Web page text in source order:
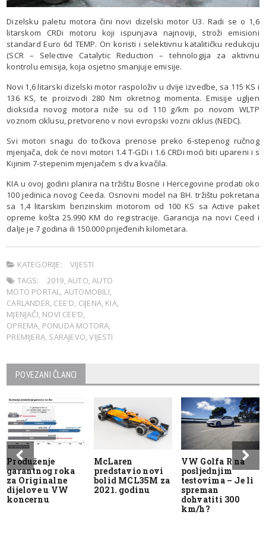
Dizelsku paletu motora čini novi dizelski motor U3. Radi se o 1,6
litarskom CRDi motoru koji ispunjava najnoviji, stroži emisioni
standard Euro 6d TEMP. On koristi i selektivnu katalitičku redukciju
(SCR – Selective Catalytic Reduction – tehnologija za aktivnu
kontrolu emisija, koja osjetno smanjuje emisije.
Novi 1,6 litarski dizelski motor raspoloživ u dvije izvedbe, sa 115 KS i
136 KS, te proizvodi 280 Nm okretnog momenta. Emisije ugljen
dioksida novog motora niže su od 110 g/km po novom WLTP
voznom ciklusu, pretvoreno v novi evropski vozni ciklus (NEDC).
Svi motori snagu do točkova prenose preko 6-stepenog ručnog
mjenjača, dok će novi motori 1.4 T-GDi i 1.6 CRDi moći biti upareni i s
Kijinim 7-stepenim mjenjačem s dva kvačila.
KIA u ovoj godini planira na tržištu Bosne i Hercegovine prodati oko
100 jedinica novog Ceeda. Osnovni model na BH. tržištu pokretana
sa 1,4 litarskim benzinskim motorom od 100 KS sa Active paket
opreme košta 25.990 KM do registracije. Garancija na novi Ceed i
dalje je 7 godina ili 150.000 prijeđenih kilometara.
KATEGORIJE:
VIJESTI
TAGS:
2019,AUTO,AUTO
MOTO PORTAL, AUTOMOBILI,
CARLANDER, CEE'D, CIJENA, KIA,
MJENJAČI, NOVI CEE'D,
OPREMA, PONUDA MOTORA,
PREMIJERA, SARAJEVO,VIJESTI
POVEZANI ČLANCI
Produženje
garantnog roka
za Originalne
dijelove u VW
koncernu
McLaren
predstavio novi
bolid MCL35M za
2021. godinu
VW Golfa R na
posljednjim
testovima – Je li
spreman
dohvatiti 300
km/h?